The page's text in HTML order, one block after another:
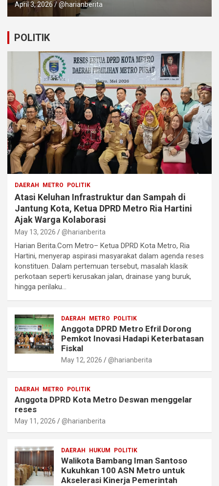
April 3, 2026 @harianberita
POLITIK
DAERAH METRO POLITIK
Atasi Keluhan Infrastruktur dan Sampah di
Jantung Kota, Ketua DPRD Metro Ria Hartini
Ajak Warga Kolaborasi
May 13, 2026 @harianberita
Harian Berita.Com Metro– Ketua DPRD Kota Metro, Ria
Hartini, menyerap aspirasi masyarakat dalam agenda reses
konstituen. Dalam pertemuan tersebut, masalah klasik
perkotaan seperti kerusakan jalan, drainase yang buruk,
hingga perilaku…
DAERAH METRO POLITIK
‎Anggota DPRD Metro Efril Dorong
Pemkot Inovasi Hadapi Keterbatasan
Fiskal
May 12, 2026 @harianberita
DAERAH METRO POLITIK
Anggota DPRD Kota Metro Deswan menggelar
reses
May 11, 2026 @harianberita
DAERAH HUKUM POLITIK
Walikota Bambang Iman Santoso
Kukuhkan 100 ASN Metro untuk
Akselerasi Kinerja Pemerintah